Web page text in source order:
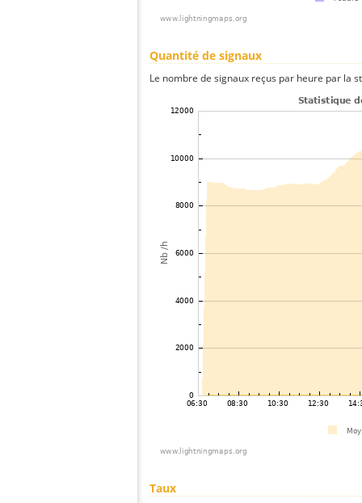
Quantité de signaux
Le nombre de signaux reçus par heure par la
Taux